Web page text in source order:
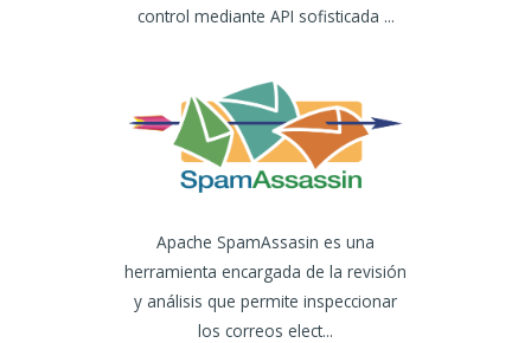
control mediante API sofisticada ...
Apache SpamAssasin es una
herramienta encargada de la revisión
y análisis que permite inspeccionar
los correos elect...